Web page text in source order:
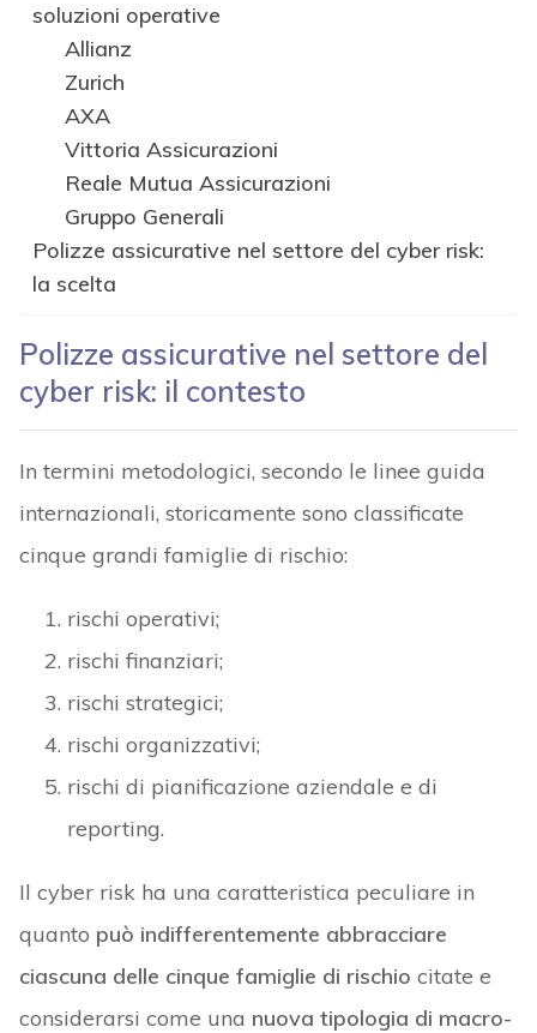
soluzioni operative
Allianz
Zurich
AXA
Vittoria Assicurazioni
Reale Mutua Assicurazioni
Gruppo Generali
Polizze assicurative nel settore del cyber risk:
la scelta
Polizze assicurative nel settore del
cyber risk: il contesto
In termini metodologici, secondo le linee guida
internazionali, storicamente sono classificate
cinque grandi famiglie di rischio:
rischi operativi;
rischi finanziari;
rischi strategici;
rischi organizzativi;
rischi di pianificazione aziendale e di
reporting.
Il cyber risk ha una caratteristica peculiare in
quanto può indifferentemente abbracciare
ciascuna delle cinque famiglie di rischio citate e
considerarsi come una nuova tipologia di macro-